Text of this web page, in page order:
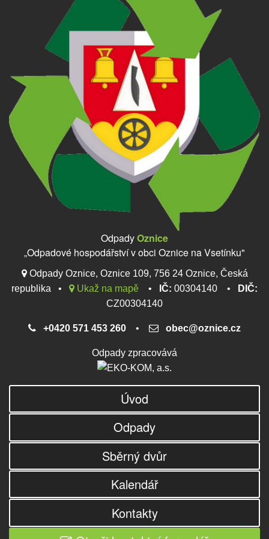
OdpadyOznice
„Odpadové hospodářství v obci Oznice na Vsetínku"
Odpady Oznice, Oznice 109, 756 24 Oznice, Česká
republika •
Ukaž na mapě • IČ: 00304140 •
DIČ:
CZ00304140
+0420 571 453 260 • obec@oznice.cz
Odpady zpracovává
Úvod
Odpady
Sběrný dvůr
Kalendář
Kontakty